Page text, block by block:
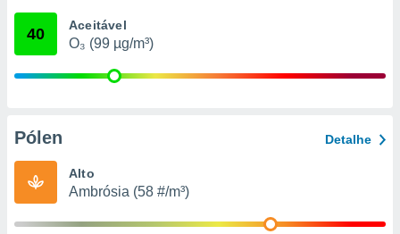
através
estudos
40 Aceitável
O₃ (99 µg/m³)
Pólen Detalhe
Alto
Ambrósia (58 #/m³)